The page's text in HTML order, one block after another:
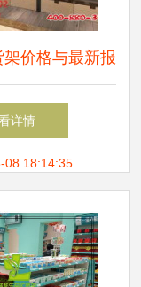
价格与最新报
第7页深度解析
详情
08 18:14:35